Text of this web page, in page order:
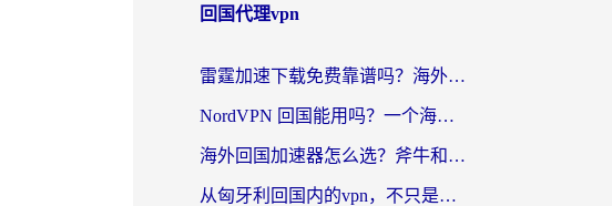
回国代理vpn
雷霆加速下载免费靠谱吗？海外党选回国加速器的避坑指南（附热门工具对比）
NordVPN 回国能用吗？一个海外用户必须面对的真实困境
海外回国加速器怎么选？斧牛和海龟哪个好？一篇帮你避开坑的实用指南
从匈牙利回国内的vpn，不只是为了刷剧那么简单